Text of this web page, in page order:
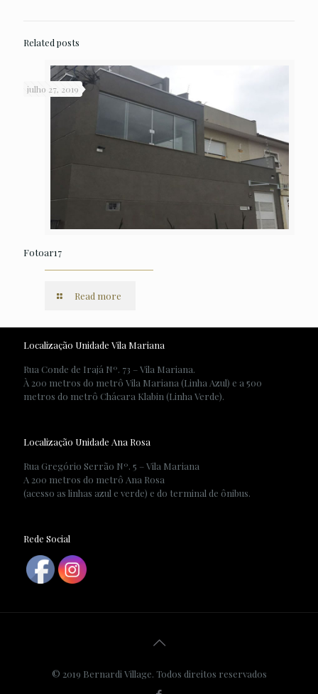
Related posts
julho 27, 2019
Fotoar17
Read more
Localização Unidade Vila Mariana
Rua Conde de Irajá Nº. 73 – Vila Mariana.
À 200 metros do metrô Vila Mariana (Linha Azul) e a 500
metros do metrô Chácara Klabin (Linha Verde).
Localização Unidade Ana Rosa
Rua Gregório Serrão Nº. 5 – Vila Mariana
A 200 metros do metrô Ana Rosa
(acesso as linhas azul e verde) e do terminal de ônibus.
Rede Social
© 2019 Bernardi Village. Todos direitos reservados